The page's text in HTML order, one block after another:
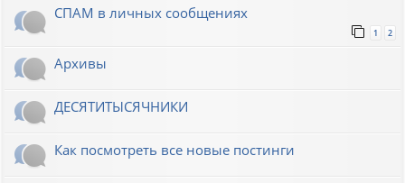
СПАМ в личных сообщениях
1 2
Архивы
ДЕСЯТИТЫСЯЧНИКИ
Как посмотреть все новые постинги